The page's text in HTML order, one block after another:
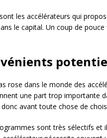
les accélérateurs qui
le capital. Un coup de
rose dans le monde des
une part trop importante
avant toute chose de
sont très sélectifs et